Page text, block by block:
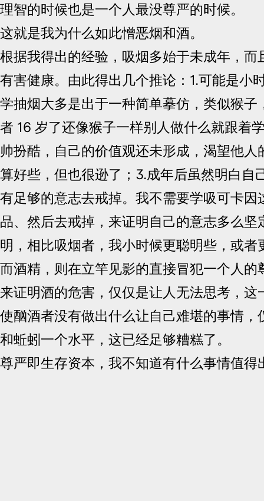
理智的时候也是一个人最没尊严的时候。
这就是我为什么如此憎恶烟和酒。
根据我得出的经验，吸烟多始于未成年，而
有害健康。由此得出几个推论：1.可能是小
学抽烟大多是出于一种简单摹仿，类似猴子
者 16 岁了还像猴子一样别人做什么就跟着
帅扮酷，自己的价值观还未形成，渴望他人
算好些，但也很逊了；3.成年后虽然明白自
有足够的意志去戒掉。我不需要学吸可卡因
品、然后去戒掉，来证明自己的意志多么坚
明，相比吸烟者，我小时候更聪明些，或者
而酒精，则在立竿见影的直接冒犯一个人的
来证明酒的危害，仅仅是让人无法思考，这
使酗酒者没有做出什么让自己难堪的事情，
和蚯蚓一个水平，这已经足够糟糕了。
尊严即生存资本，我不知道有什么事情值得